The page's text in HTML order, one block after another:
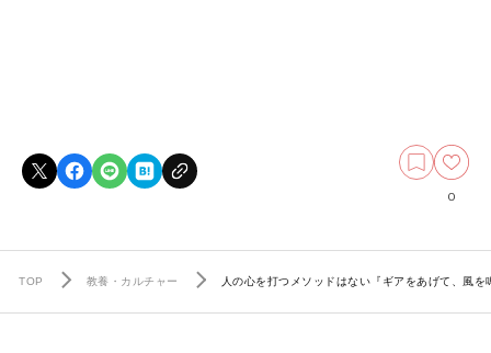
0
TOP 教養・カルチャー 人の心を打つメソッドはない『ギアをあげて、風